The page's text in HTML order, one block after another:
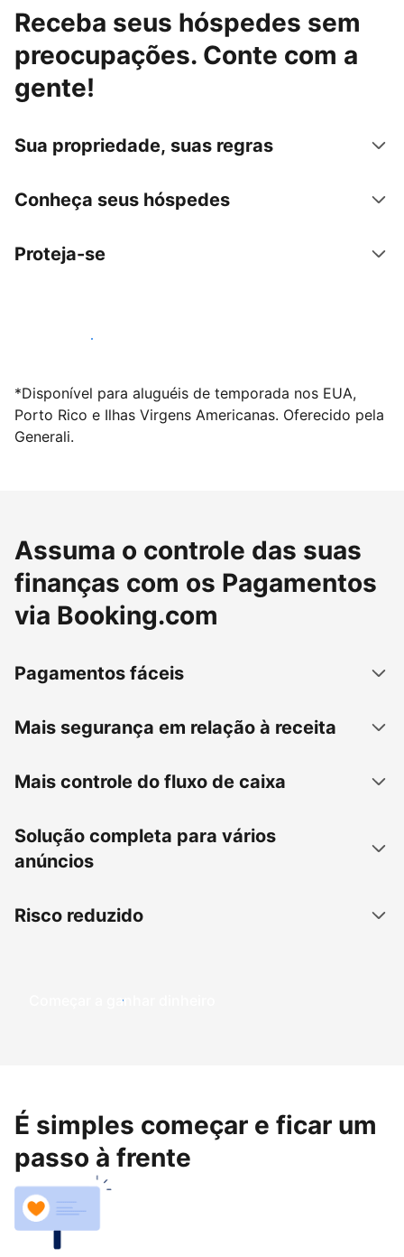
Receba seus hóspedes sem
preocupações. Conte com a
gente!
Sua propriedade, suas regras
Conheça seus hóspedes
Proteja-se
Anunciar conosco
*Disponível para aluguéis de temporada nos EUA,
Porto Rico e Ilhas Virgens Americanas. Oferecido pela
Generali.
Assuma o controle das suas
finanças com os Pagamentos
via Booking.com
Pagamentos fáceis
Mais segurança em relação à receita
Mais controle do fluxo de caixa
Solução completa para vários
anúncios
Risco reduzido
Começar a ganhar dinheiro
É simples começar e ficar um
passo à frente